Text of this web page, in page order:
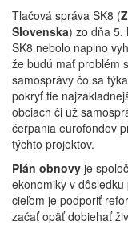
Tlačová správa SK8 (
Slovenska) zo dňa 5.
SK8 nebolo naplno
že budú mať problém
samosprávy čo sa
pokryť tie
obciach či už
čerpania eurofondov
týchto projektov.
Plán obnovy je
ekonomiky v
cieľom je podporiť
začať opäť dobiehať